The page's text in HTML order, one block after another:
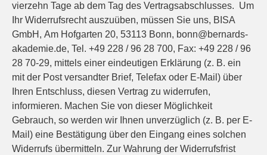
vierzehn Tage ab dem Tag des Vertragsabschlusses. Um
Ihr Widerrufsrecht auszuüben, müssen Sie uns, BISA
GmbH, Am Hofgarten 20, 53113 Bonn, bonn@bernards-
akademie.de, Tel. +49 228 / 96 28 700, Fax: +49 228 / 96
28 70-29, mittels einer eindeutigen Erklärung (z. B. ein
mit der Post versandter Brief, Telefax oder E-Mail) über
Ihren Entschluss, diesen Vertrag zu widerrufen,
informieren. Machen Sie von dieser Möglichkeit
Gebrauch, so werden wir Ihnen unverzüglich (z. B. per E-
Mail) eine Bestätigung über den Eingang eines solchen
Widerrufs übermitteln. Zur Wahrung der Widerrufsfrist